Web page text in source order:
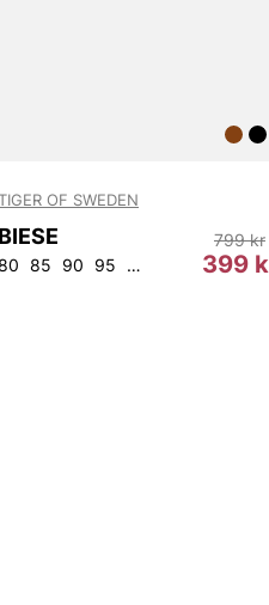
OF SWEDEN
BIESE
85 90 95 100 399
799 kr